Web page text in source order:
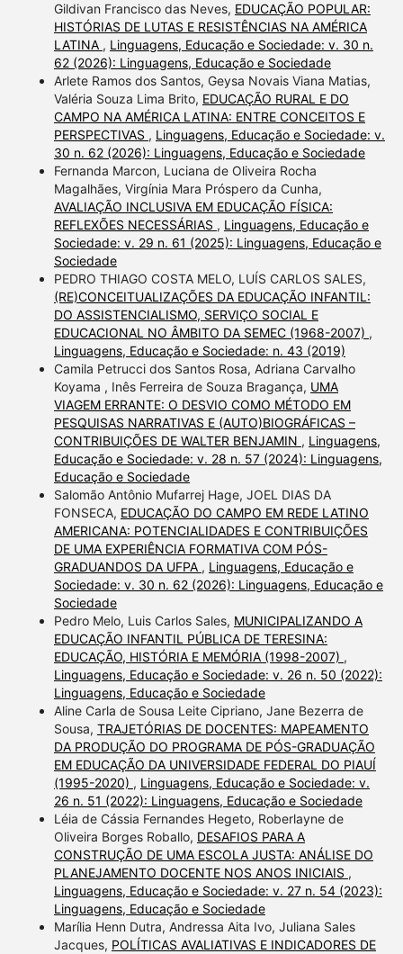
Gildivan Francisco das Neves, EDUCAÇÃO POPULAR:
HISTÓRIAS DE LUTAS E RESISTÊNCIAS NA AMÉRICA
LATINA , Linguagens, Educação e Sociedade: v. 30 n.
62 (2026): Linguagens, Educação e Sociedade
Arlete Ramos dos Santos, Geysa Novais Viana Matias,
Valéria Souza Lima Brito, EDUCAÇÃO RURAL E DO
CAMPO NA AMÉRICA LATINA: ENTRE CONCEITOS E
PERSPECTIVAS , Linguagens, Educação e Sociedade: v.
30 n. 62 (2026): Linguagens, Educação e Sociedade
Fernanda Marcon, Luciana de Oliveira Rocha
Magalhães, Virgínia Mara Próspero da Cunha,
AVALIAÇÃO INCLUSIVA EM EDUCAÇÃO FÍSICA:
REFLEXÕES NECESSÁRIAS , Linguagens, Educação e
Sociedade: v. 29 n. 61 (2025): Linguagens, Educação e
Sociedade
PEDRO THIAGO COSTA MELO, LUÍS CARLOS SALES,
(RE)CONCEITUALIZAÇÕES DA EDUCAÇÃO INFANTIL:
DO ASSISTENCIALISMO, SERVIÇO SOCIAL E
EDUCACIONAL NO ÂMBITO DA SEMEC (1968-2007) ,
Linguagens, Educação e Sociedade: n. 43 (2019)
Camila Petrucci dos Santos Rosa, Adriana Carvalho
Koyama , Inês Ferreira de Souza Bragança, UMA
VIAGEM ERRANTE: O DESVIO COMO MÉTODO EM
PESQUISAS NARRATIVAS E (AUTO)BIOGRÁFICAS –
CONTRIBUIÇÕES DE WALTER BENJAMIN , Linguagens,
Educação e Sociedade: v. 28 n. 57 (2024): Linguagens,
Educação e Sociedade
Salomão Antônio Mufarrej Hage, JOEL DIAS DA
FONSECA, EDUCAÇÃO DO CAMPO EM REDE LATINO
AMERICANA: POTENCIALIDADES E CONTRIBUIÇÕES
DE UMA EXPERIÊNCIA FORMATIVA COM PÓS-
GRADUANDOS DA UFPA , Linguagens, Educação e
Sociedade: v. 30 n. 62 (2026): Linguagens, Educação e
Sociedade
Pedro Melo, Luis Carlos Sales, MUNICIPALIZANDO A
EDUCAÇÃO INFANTIL PÚBLICA DE TERESINA:
EDUCAÇÃO, HISTÓRIA E MEMÓRIA (1998-2007) ,
Linguagens, Educação e Sociedade: v. 26 n. 50 (2022):
Linguagens, Educação e Sociedade
Aline Carla de Sousa Leite Cipriano, Jane Bezerra de
Sousa, TRAJETÓRIAS DE DOCENTES: MAPEAMENTO
DA PRODUÇÃO DO PROGRAMA DE PÓS-GRADUAÇÃO
EM EDUCAÇÃO DA UNIVERSIDADE FEDERAL DO PIAUÍ
(1995-2020) , Linguagens, Educação e Sociedade: v.
26 n. 51 (2022): Linguagens, Educação e Sociedade
Léia de Cássia Fernandes Hegeto, Roberlayne de
Oliveira Borges Roballo, DESAFIOS PARA A
CONSTRUÇÃO DE UMA ESCOLA JUSTA: ANÁLISE DO
PLANEJAMENTO DOCENTE NOS ANOS INICIAIS ,
Linguagens, Educação e Sociedade: v. 27 n. 54 (2023):
Linguagens, Educação e Sociedade
Marília Henn Dutra, Andressa Aita Ivo, Juliana Sales
Jacques, POLÍTICAS AVALIATIVAS E INDICADORES DE